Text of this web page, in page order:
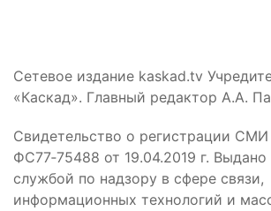
Сетевое издание kaskad.tv
«Каскад». Главный редактор А.А.
Свидетельство о регистрации
ФС77‑75488 от 19.04.2019 г.
службой по надзору в сфере связи,
информационных технологий и